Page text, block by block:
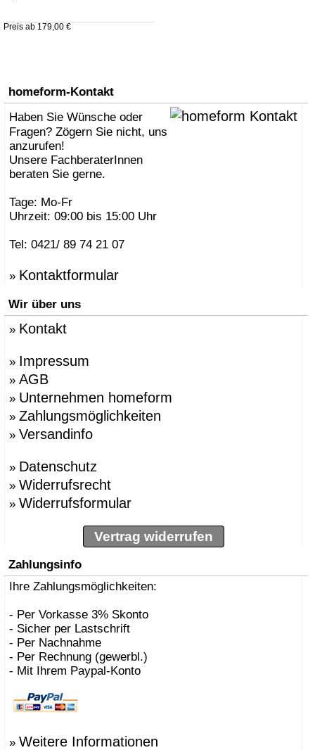
Preis ab 179,00 €
homeform-Kontakt
Haben Sie Wünsche oder
Fragen? Zögern Sie nicht, uns
anzurufen!
Unsere FachberaterInnen
beraten Sie gerne.
Tage: Mo-Fr
Uhrzeit: 09:00 bis 15:00 Uhr
Tel: 0421/ 89 74 21 07
» Kontaktformular
Wir über uns
» Kontakt
» Impressum
» AGB
» Unternehmen homeform
» Zahlungsmöglichkeiten
» Versandinfo
» Datenschutz
» Widerrufsrecht
» Widerrufsformular
Vertrag widerrufen
Zahlungsinfo
Ihre Zahlungsmöglichkeiten:
- Per Vorkasse 3% Skonto
- Sicher per Lastschrift
- Per Nachnahme
- Per Rechnung (gewerbl.)
- Mit Ihrem Paypal-Konto
» Weitere Informationen